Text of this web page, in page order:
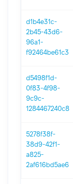
d1b4e31c-
2b45-43d6-
96a1-
f92464be61c3
d5498f1d-
0f83-4f98-
9c9c-
1284467240c8
5278f38f-
38d9-42f1-
a825-
2af616bd5ae6